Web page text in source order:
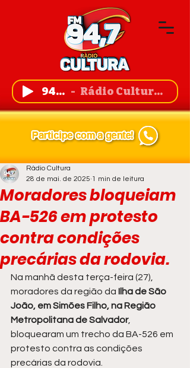
94,7 FM Rádio Cultura de Guanambi
Moradores bloqueiam
BA-526 em protesto
contra condições
precárias da rodovia.
Rádio Cultura
28 de mai. de 2025 1 min de leitura
Na manhã desta terça-feira (27),
moradores da região da Ilha de São
João, em Simões Filho, na Região
Metropolitana de Salvador,
bloquearam um trecho da BA-526 em
protesto contra as condições
precárias da rodovia.